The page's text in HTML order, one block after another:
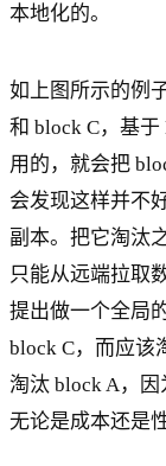
本地化的。
如上图所示的例
和 block C，基
用的，就会把
会发现这样并不
副本。把它淘汰
只能从远端拉取
提出做一个全局
block C，而应该
淘汰 block A，因
无论是成本还是